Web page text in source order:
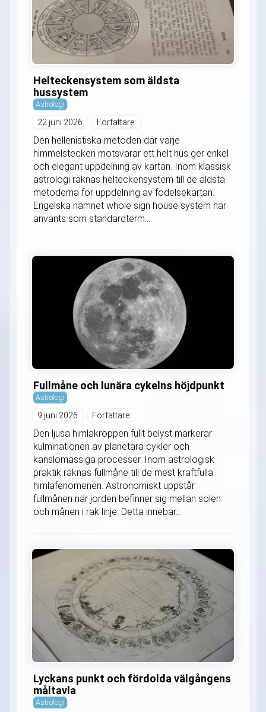
Helteckensystem som äldsta
hussystem
Astrologi
22 juni 2026 Författare:
Den hellenistiska metoden där varje
himmelstecken motsvarar ett helt hus ger enkel
och elegant uppdelning av kartan. Inom klassisk
astrologi räknas helteckensystem till de äldsta
metoderna för uppdelning av födelsekartan.
Engelska namnet whole sign house system har
använts som standardterm...
Fullmåne och lunära cykelns höjdpunkt
Astrologi
9 juni 2026 Författare:
Den ljusa himlakroppen fullt belyst markerar
kulminationen av planetära cykler och
känslomässiga processer. Inom astrologisk
praktik räknas fullmåne till de mest kraftfulla
himlafenomenen. Astronomiskt uppstår
fullmånen när jorden befinner sig mellan solen
och månen i rak linje. Detta innebär...
Lyckans punkt och fördolda välgångens
måltavla
Astrologi